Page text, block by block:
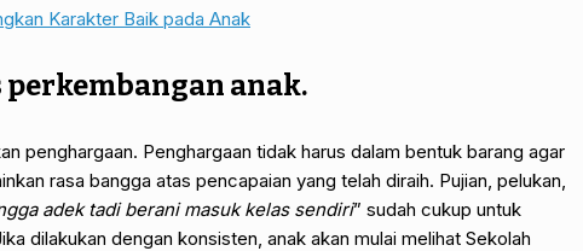
Karakter Baik pada Anak
anak.
penghargaan. Penghargaan tidak harus dalam bentuk barang agar
rasa bangga atas pencapaian yang telah diraih. Pujian, pelukan,
adek tadi berani masuk kelas sendiri” sudah cukup untuk
dilakukan dengan konsisten, anak akan mulai melihat Sekolah